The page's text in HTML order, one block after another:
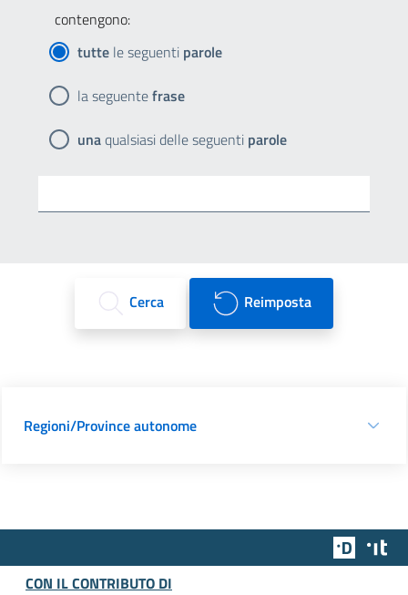
contengono:
tutte le seguenti parole
la seguentefrase
unaqualsiasi delle seguenti parole
Cerca Reimposta
Regioni/Province autonome
Team
CON IL CONTRIBUTO DI